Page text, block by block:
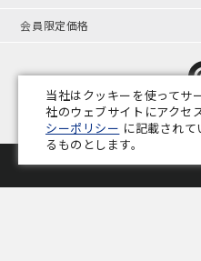
会員限定価格
プライバシーポリシー 特定商取
当社はクッキーを使ってサ
社のウェブサイトにアクセ
シーポリシー に記載され
るものとします。